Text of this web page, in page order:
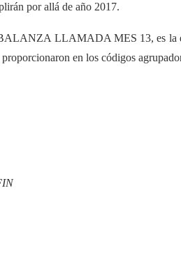
por allá de año 2017.
BALANZA LLAMADA MES 13, es
en los códigos